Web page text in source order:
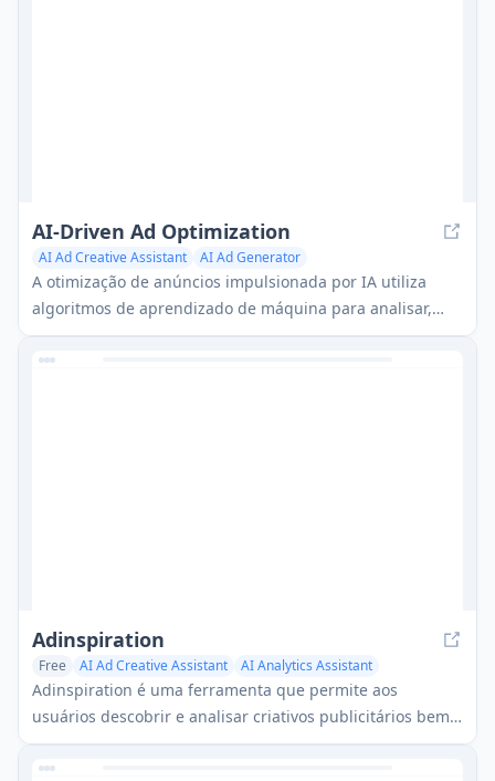
AI-Driven Ad Optimization
AI Ad Creative Assistant AI Ad Generator
A otimização de anúncios impulsionada por IA utiliza
algoritmos de aprendizado de máquina para analisar,
ajustar e melhorar automaticamente campanhas de
publicidade digital em tempo real para um desempenho
Adinspiration
Free AI Ad Creative Assistant AI Analytics Assistant
Adinspiration é uma ferramenta que permite aos
usuários descobrir e analisar criativos publicitários bem-
sucedidos do Facebook e Instagram de concorrentes e
marcas líderes.